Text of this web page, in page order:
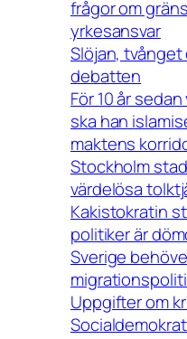
frågor om
yrkesansvar
Slöjan,
debatten
För 10 år
ska han
maktens
Stockholm
värdelösa
Kakistokratin
politiker är
Sverige
Uppgifter om